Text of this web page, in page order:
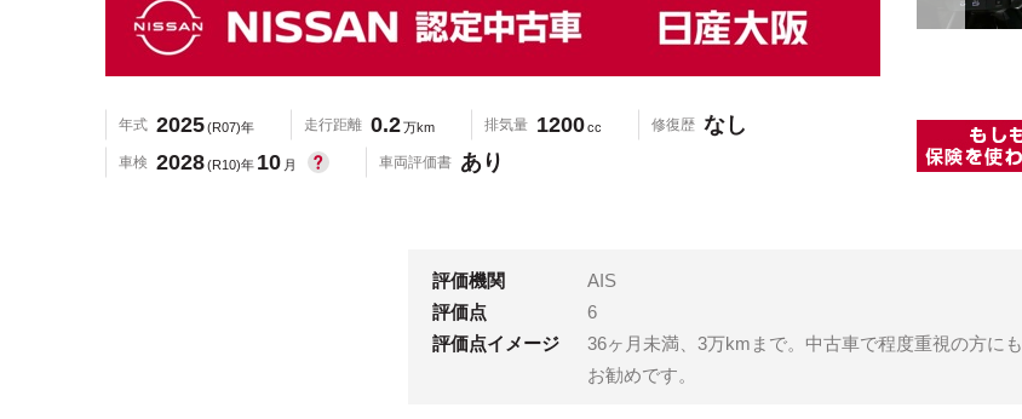
年式 2025(R07)年 走行距離 0.2万km 排気量 1200cc 修復歴 なし
車検 2028(R10)年 10 月 車両評価書 あり
評価機関
AIS
評価点
6
評価点イメージ
36ヶ月未満、3万kmまで。中古車で程度重視の方にも
お勧めです。